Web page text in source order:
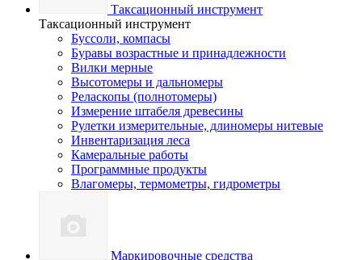
Таксационный инструмент
Таксационный инструмент
Буссоли, компасы
Буравы возрастные и принадлежности
Вилки мерные
Высотомеры и дальномеры
Реласкопы (полнотомеры)
Измерение штабеля древесины
Рулетки измерительные, длиномеры нитевые
Инвентаризация леса
Камеральные работы
Программные продукты
Влагомеры, термометры, гидрометры
Маркировочные средства